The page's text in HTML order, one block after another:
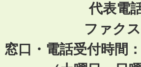
代表電
ファク
窓口・電話受付時間